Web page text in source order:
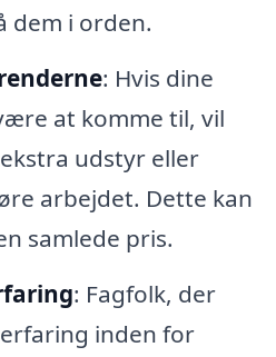
dem i orden.
: Hvis dine
at komme til, vil
udstyr eller
arbejdet. Dette kan
samlede pris.
: Fagfolk, der
inden for